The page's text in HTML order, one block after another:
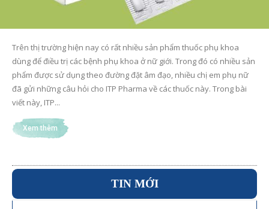
Trên thị trường hiện nay có rất nhiều sản phẩm thuốc phụ khoa
dùng để điều trị các bệnh phụ khoa ở nữ giới. Trong đó có nhiều sản
phẩm được sử dụng theo đường đặt âm đạo, nhiều chị em phụ nữ
đã gửi những câu hỏi cho ITP Pharma về các thuốc này. Trong bài
viết này, ITP...
Xem thêm
TIN MỚI